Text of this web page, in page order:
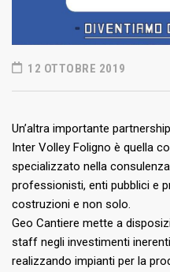
12 OTTOBRE 2019
Un’altra importante
Inter Volley Foligno è quella
specializzato nella
professionisti, enti pubblici e
costruzioni e non solo.
Geo Cantiere mette a
staff negli investimenti
realizzando impianti per la